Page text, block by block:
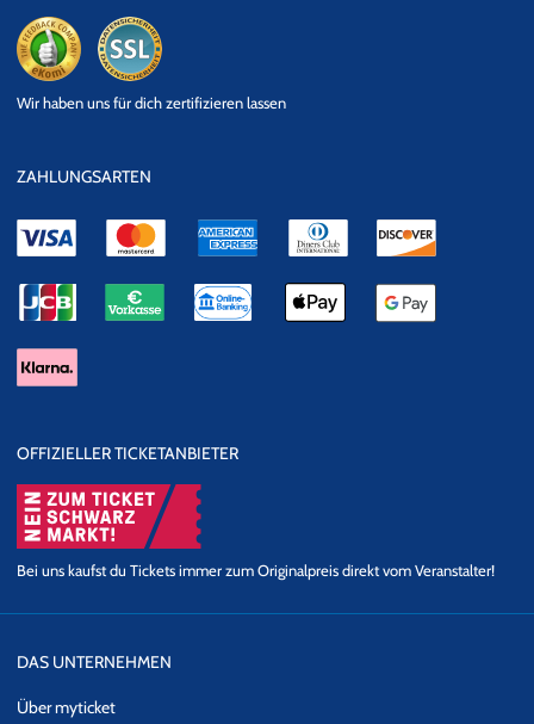
Datensicherheit
Wir haben uns für dich zertifizieren lassen
ZAHLUNGSARTEN
OFFIZIELLER TICKETANBIETER
Bei uns kaufst du Tickets immer zum Originalpreis direkt vom Veranstalter!
DAS UNTERNEHMEN
Über myticket